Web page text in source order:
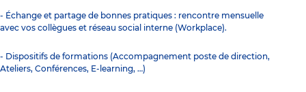
- Échange et partage de bonnes pratiques : rencontre mensuelle
avec vos collègues et réseau social interne (Workplace).
- Dispositifs de formations (Accompagnement poste de direction,
Ateliers, Conférences, E-learning, …)